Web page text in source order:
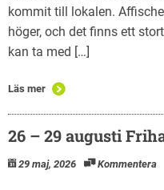
kommit till lokalen.
höger, och det finns ett
kan ta med […]
Läs mer
26 – 29 augusti
29 maj, 2026 Kommentera